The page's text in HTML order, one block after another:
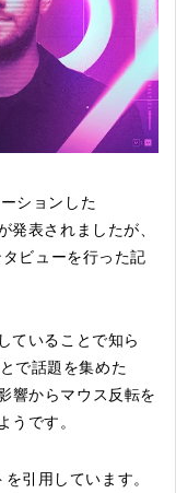
ションした
発表されましたが、
ビューを行った記
ていることで知ら
で話題を集めた
響からマウス反転を
うです。
引用しています。